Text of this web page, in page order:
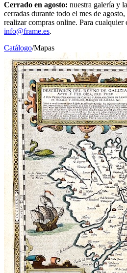
Cerrado en agosto: nuestra galería y
cerradas durante todo el mes de
realizar compras online. Para cualquier
info@frame.es.
Catálogo/Mapas